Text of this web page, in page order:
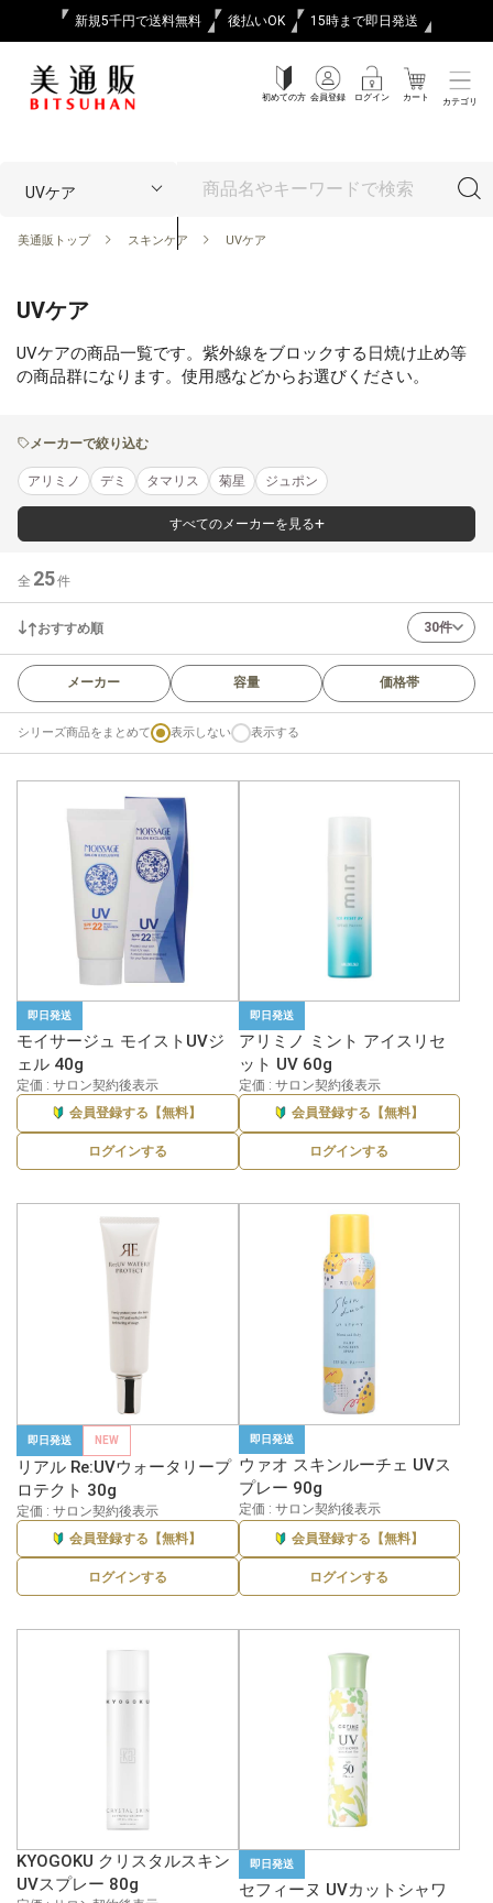
新規5千円で送料無料 後払いOK 15時まで即日発送
初めての方 会員登録 ログイン カート カテゴリ
美通販トップ スキンケア UVケア
UVケア
UVケアの商品一覧です。紫外線をブロックする日焼け止め等
の商品群になります。使用感などからお選びください。
メーカーで絞り込む
アリミノ デミ タマリス 菊星 ジュポン
すべてのメーカーを見る
全 25件
おすすめ順
メーカー 容量 価格帯
30件
シリーズ商品をまとめて 表示しない 表示する
即日発送
モイサージュ モイストUVジ
ェル 40g
定価 : サロン契約後表示
会員登録する【無料】
ログインする
即日発送
アリミノ ミント アイスリセ
ット UV 60g
定価 : サロン契約後表示
会員登録する【無料】
ログインする
即日発送 NEW
リアル Re:UVウォータリープ
ロテクト 30g
定価 : サロン契約後表示
会員登録する【無料】
ログインする
即日発送
ウァオ スキンルーチェ UVス
プレー 90g
定価 : サロン契約後表示
会員登録する【無料】
ログインする
KYOGOKU クリスタルスキン
UVスプレー 80g
即日発送
セフィーヌ UVカットシャワ